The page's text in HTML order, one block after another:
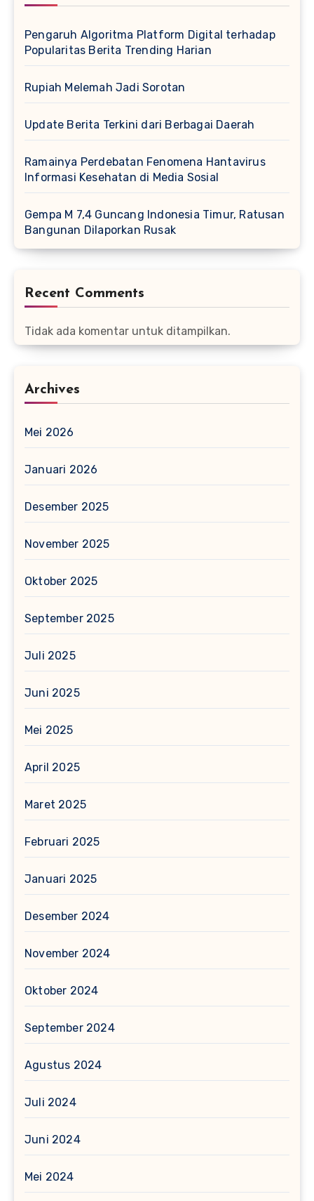
Pengaruh Algoritma Platform Digital terhadap
Popularitas Berita Trending Harian
Rupiah Melemah Jadi Sorotan
Update Berita Terkini dari Berbagai Daerah
Ramainya Perdebatan Fenomena Hantavirus
Informasi Kesehatan di Media Sosial
Gempa M 7,4 Guncang Indonesia Timur, Ratusan
Bangunan Dilaporkan Rusak
Recent Comments
Tidak ada komentar untuk ditampilkan.
Archives
Mei 2026
Januari 2026
Desember 2025
November 2025
Oktober 2025
September 2025
Juli 2025
Juni 2025
Mei 2025
April 2025
Maret 2025
Februari 2025
Januari 2025
Desember 2024
November 2024
Oktober 2024
September 2024
Agustus 2024
Juli 2024
Juni 2024
Mei 2024